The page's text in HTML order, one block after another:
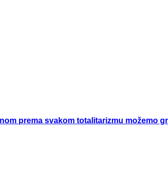
prema svakom totalitarizmu možemo